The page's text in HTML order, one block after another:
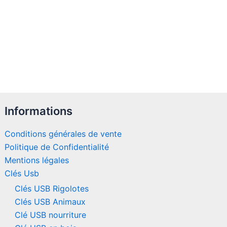
Informations
Conditions générales de vente
Politique de Confidentialité
Mentions légales
Clés Usb
Clés USB Rigolotes
Clés USB Animaux
Clé USB nourriture